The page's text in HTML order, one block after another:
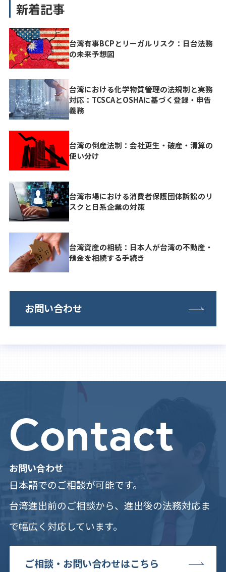
新着記事
台湾有事BCPとリーガルリスク：日台法務
の未来予想図
台湾における化学物質管理の法規制と実務
対応：TCSCAとOSHAに基づく登録・申告
義務
台湾の倒産法制：会社更生・破産・清算の
使い分け
台湾市場における消費者保護団体訴訟のリ
スクと日系企業の対策
台湾資産の相続：日本人が台湾の不動産・
預金を相続する手続き
お問い合わせ
Contact
お問い合わせ
日本語でのご相談が可能です。
台湾進出前のご相談から、進出後の法務対応ま
で幅広く対応しています。
ご相談・お問い合わせはこちら